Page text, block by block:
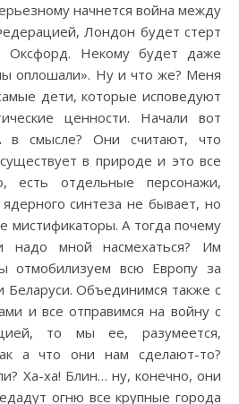
начнется война между
Лондон будет стерт
Оксфорд. Некому будет даже
оплошали». Ну и что же? Меня
дети, которые исповедуют
ценности. Начали вот
в смысле? Они считают, что
в природе и это все
есть отдельные персонажи,
синтеза не бывает, но
мистификаторы. А тогда почему
мной насмехаться? Им
отмобилизуем всю Европу за
Беларуси. Объединимся также с
и все отправимся на войну с
то мы ее, разумеется,
а что они нам сделают-то?
Ха-ха! Блин… ну, конечно, они
огню все крупные города